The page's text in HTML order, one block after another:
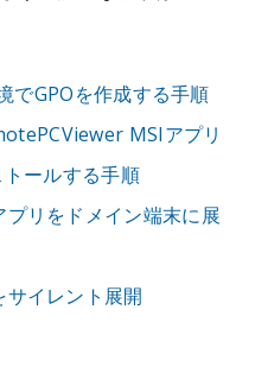
GPOを作成する手順
MSIアプリ
ールする手順
リをドメイン端末に展
イレント展開